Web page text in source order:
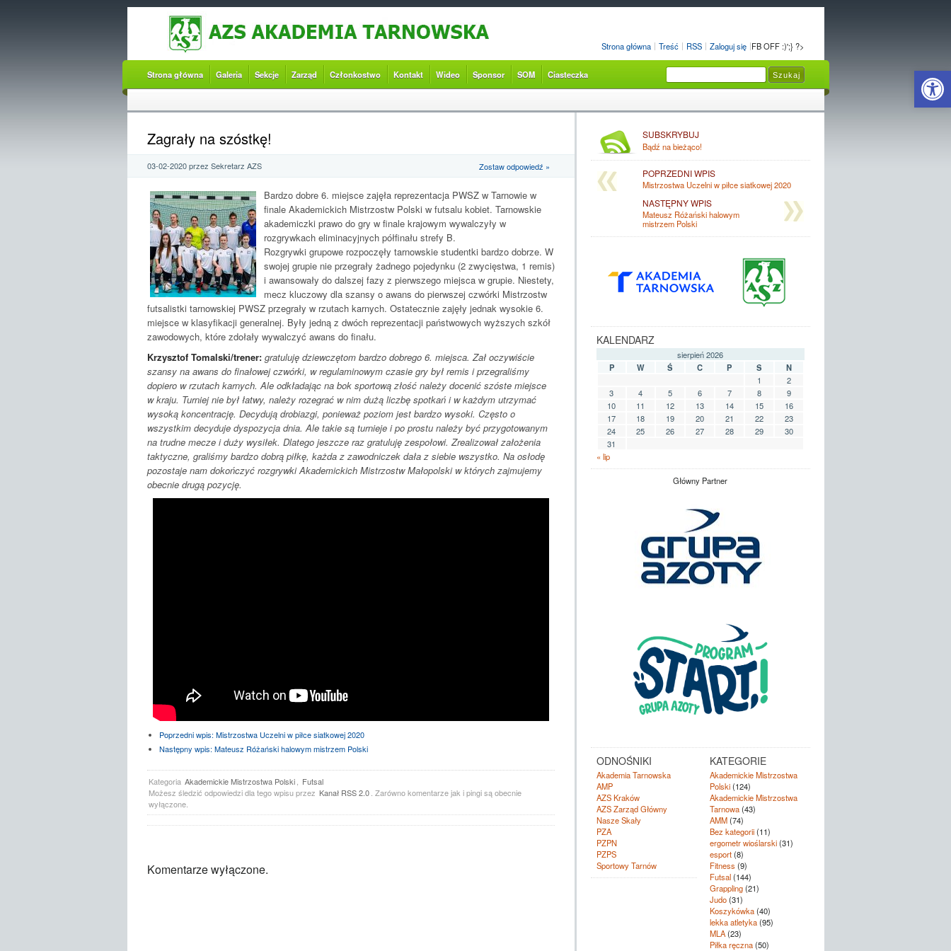
Strona główna Treść RSS Zaloguj się FB OFF :)';} ?>
Strona główna Galeria Sekcje Zarząd Członkostwo Kontakt Wideo Sponsor SOM Ciasteczka
Zagrały na szóstkę!
03-02-2020 przez Sekretarz AZS Zostaw odpowiedź »
Bardzo dobre 6. miejsce zajęła reprezentacja PWSZ w Tarnowie w
finale Akademickich Mistrzostw Polski w futsalu kobiet. Tarnowskie
akademiczki prawo do gry w finale krajowym wywalczyły w
rozgrywkach eliminacyjnych półfinału strefy B.
Rozgrywki grupowe rozpoczęły tarnowskie studentki bardzo dobrze. W
swojej grupie nie przegrały żadnego pojedynku (2 zwycięstwa, 1 remis)
i awansowały do dalszej fazy z pierwszego miejsca w grupie. Niestety,
mecz kluczowy dla szansy o awans do pierwszej czwórki Mistrzostw
futsalistki tarnowskiej PWSZ przegrały w rzutach karnych. Ostatecznie zajęły jednak wysokie 6.
miejsce w klasyfikacji generalnej. Były jedną z dwóch reprezentacji państwowych wyższych szkół
zawodowych, które zdołały wywalczyć awans do finału.
Krzysztof Tomalski/trener: gratuluję dziewczętom bardzo dobrego 6. miejsca. Zał oczywiście
szansy na awans do finałowej czwórki, w regulaminowym czasie gry był remis i przegraliśmy
dopiero w rzutach karnych. Ale odkładając na bok sportową złość należy docenić szóste miejsce
w kraju. Turniej nie był łatwy, należy rozegrać w nim dużą liczbę spotkań i w każdym utrzymać
wysoką koncentrację. Decydują drobiazgi, ponieważ poziom jest bardzo wysoki. Często o
wszystkim decyduje dyspozycja dnia. Ale takie są turnieje i po prostu należy być przygotowanym
na trudne mecze i duży wysiłek. Dlatego jeszcze raz gratuluję zespołowi. Zrealizował założenia
taktyczne, graliśmy bardzo dobrą piłkę, każda z zawodniczek dała z siebie wszystko. Na osłodę
pozostaje nam dokończyć rozgrywki Akademickich Mistrzostw Małopolski w których zajmujemy
obecnie drugą pozycję.
Poprzedni wpis: Mistrzostwa Uczelni w piłce siatkowej 2020
Następny wpis: Mateusz Różański halowym mistrzem Polski
Kategoria Akademickie Mistrzostwa Polski
Futsal
Możesz śledzić odpowiedzi dla tego wpisu przez Kanał RSS 2.0 . Zarówno komentarze jak i pingi są obecnie
wyłączone.
Komentarze wyłączone.
SUBSKRYBUJ
Bądź na bieżąco!
POPRZEDNI WPIS
Mistrzostwa Uczelni w piłce siatkowej 2020
NASTĘPNY WPIS
Mateusz Różański halowym
mistrzem Polski
KALENDARZ
sierpień 2026
P
W Ś C P S
N
1
2
3
4 5 6 7 8
9
10
11 12 13 14 15
16
17
18 19 20 21 22
23
24
25 26 27 28 29
30
31
« lip
Główny Partner
ODNOŚNIKI
Akademia Tarnowska
AMP
AZS Kraków
AZS Zarząd Główny
Nasze Skały
PZA
PZPN
PZPS
Sportowy Tarnów
KATEGORIE
Akademickie Mistrzostwa
Polski(124)
Akademickie Mistrzostwa
Tarnowa(43)
AMM(74)
Bez kategorii(11)
ergometr wioślarski(31)
esport(8)
Fitness (9)
Futsal(144)
Grappling(21)
Judo(31)
Koszykówka(40)
lekka atletyka(95)
MLA(23)
Piłka ręczna(50)